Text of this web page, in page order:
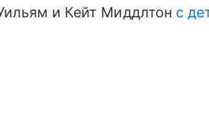
и Кейт Миддлтон с